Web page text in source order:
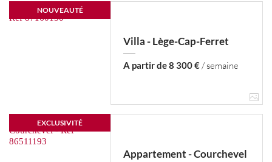
NOUVEAUTÉ
Villa - Lège-Cap-Ferret
A partir de 8 300 €/ semaine
EXCLUSIVITÉ
Appartement - Courchevel